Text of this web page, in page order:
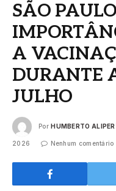
SÃO
A
DURANTE
JULHO
Por HUMBERTO
2026 Nenhum comentário